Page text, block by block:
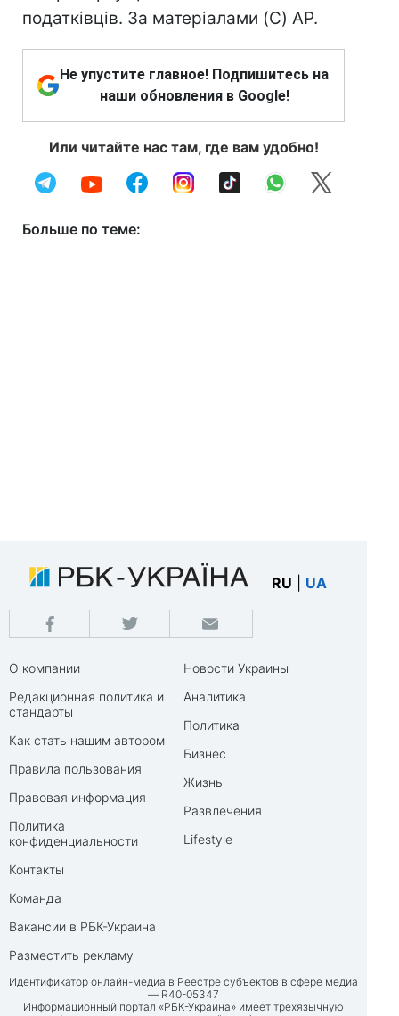
податківців. За матеріалами (C) AP.
Не упустите главное! Подпишитесь на
наши обновления в Google!
Или читайте нас там, где вам удобно!
Больше по теме:
RU UA
О компании
Редакционная политика и
стандарты
Как стать нашим автором
Правила пользования
Правовая информация
Политика
конфиденциальности
Контакты
Команда
Вакансии в РБК-Украина
Разместить рекламу
Новости Украины
Аналитика
Политика
Бизнес
Жизнь
Развлечения
Lifestyle
Идентификатор онлайн-медиа в Реестре субъектов в сфере медиа
— R40-05347
Информационный портал «РБК-Украина» имеет трехязычную